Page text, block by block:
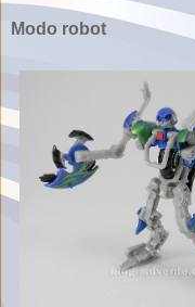
Modo robot